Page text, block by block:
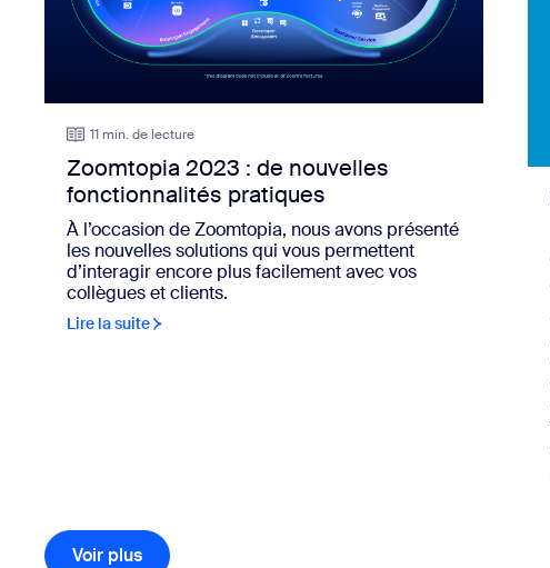
11 min. de lecture
Zoomtopia 2023 : de nouvelles
fonctionnalités pratiques
À l’occasion de Zoomtopia, nous avons présenté
les nouvelles solutions qui vous permettent
d’interagir encore plus facilement avec vos
collègues et clients.
Lire la suite
Voir plus éléments de la bibliothèque de ressources